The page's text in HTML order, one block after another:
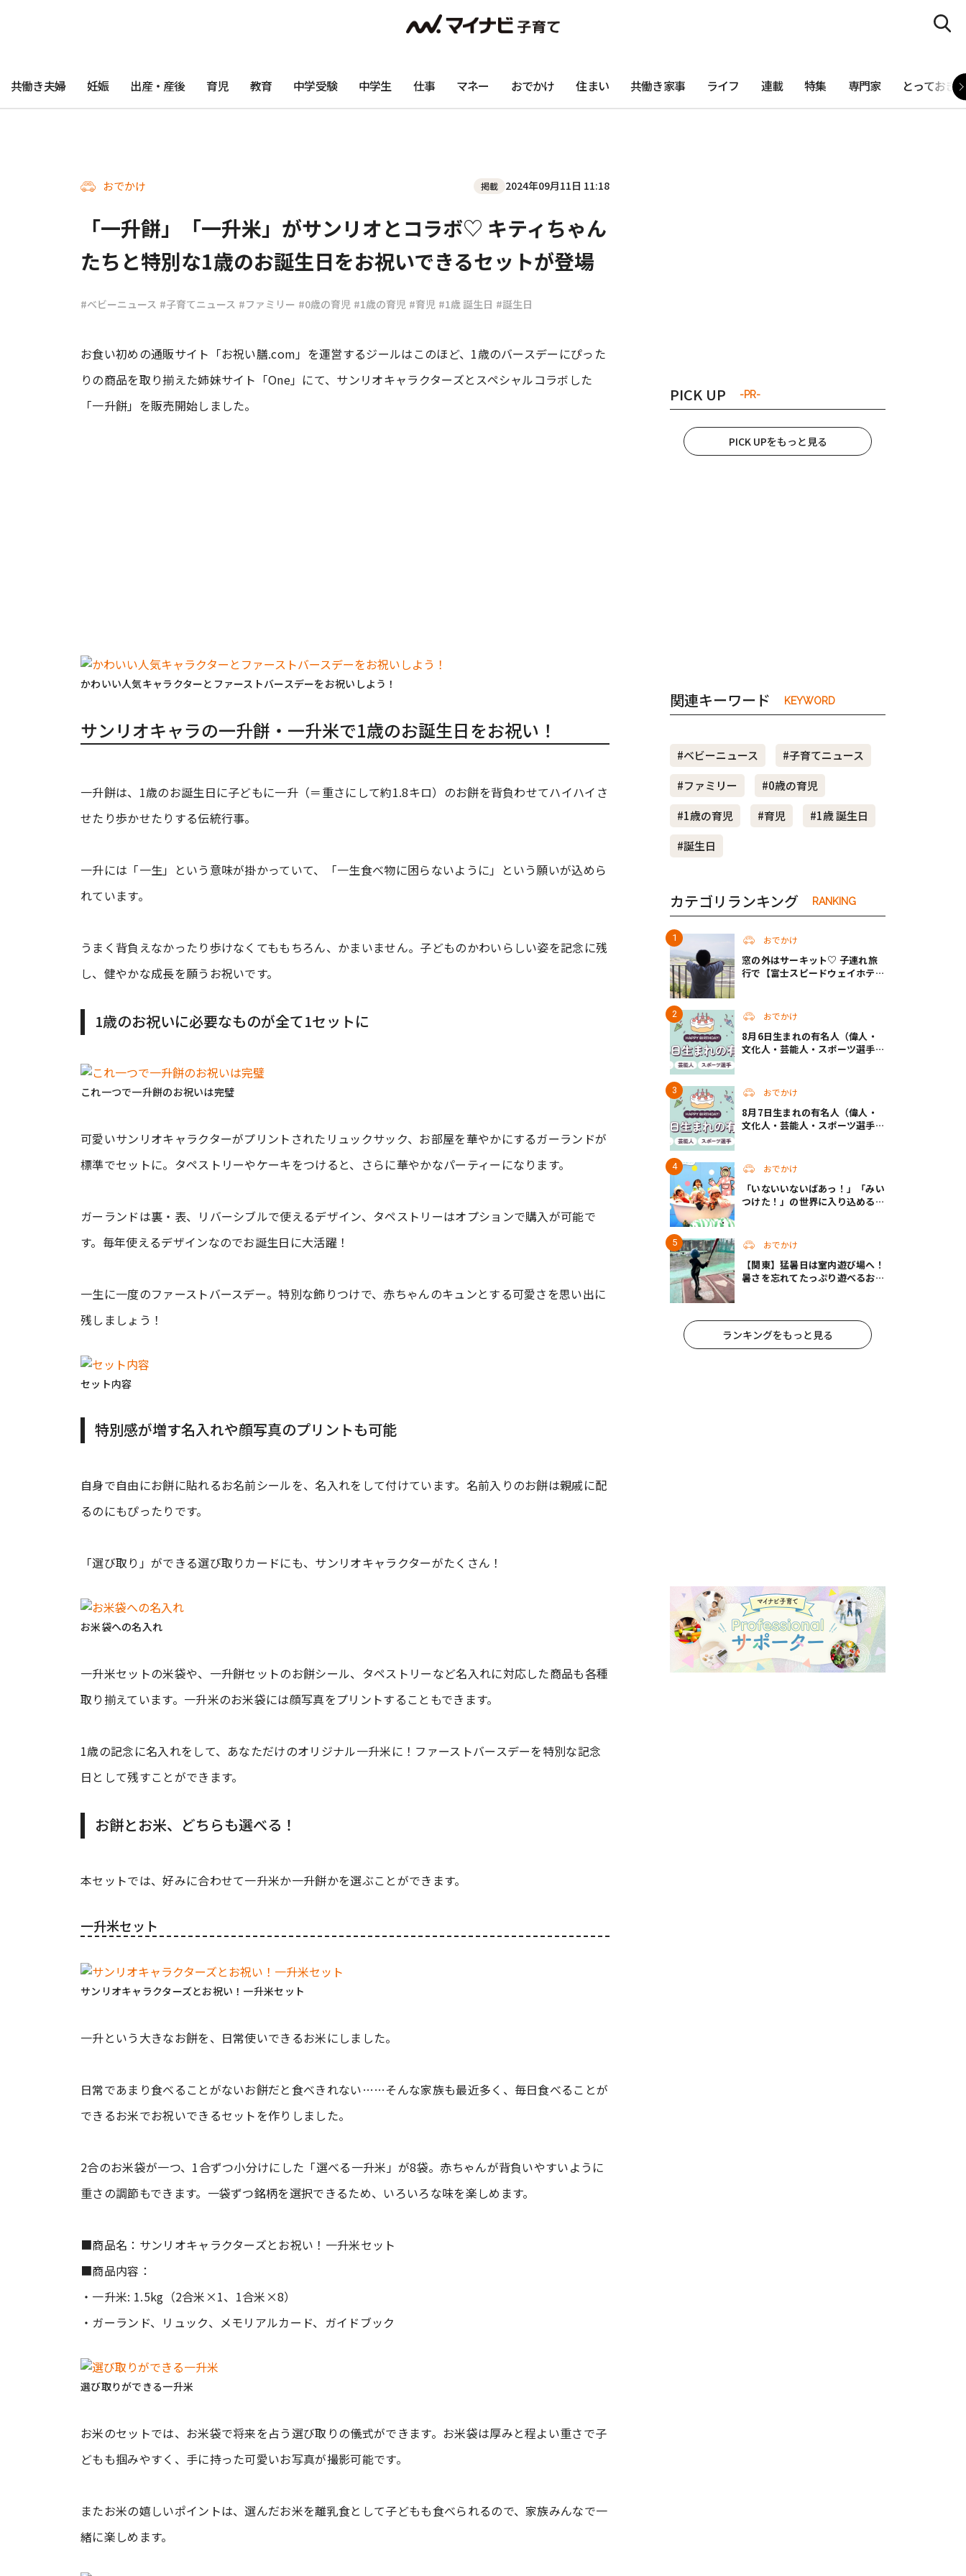
共働き夫婦 妊娠 出産・産後 育児 教育 中学受験 中学生 仕事 マネー おでかけ 住まい 共働き家事 ライフ 連載 特集 専門家 とっておき
おでかけ 掲載 2024年09月11日 11:18
「一升餅」「一升米」がサンリオとコラボ♡ キティちゃん
たちと特別な1歳のお誕生日をお祝いできるセットが登場
#ベビーニュース #子育てニュース #ファミリー #0歳の育児 #1歳の育児 #育児 #1歳 誕生日 #誕生日
お食い初めの通販サイト「お祝い膳.com」を運営するジールはこのほど、1歳のバースデーにぴった
りの商品を取り揃えた姉妹サイト「One」にて、サンリオキャラクターズとスペシャルコラボした
「一升餅」を販売開始しました。
かわいい人気キャラクターとファーストバースデーをお祝いしよう！
サンリオキャラの一升餅・一升米で1歳のお誕生日をお祝い！
一升餅は、1歳のお誕生日に子どもに一升（＝重さにして約1.8キロ）のお餅を背負わせてハイハイさ
せたり歩かせたりする伝統行事。
一升には「一生」という意味が掛かっていて、「一生食べ物に困らないように」という願いが込めら
れています。
うまく背負えなかったり歩けなくてももちろん、かまいません。子どものかわいらしい姿を記念に残
し、健やかな成長を願うお祝いです。
1歳のお祝いに必要なものが全て1セットに
これ一つで一升餅のお祝いは完璧
可愛いサンリオキャラクターがプリントされたリュックサック、お部屋を華やかにするガーランドが
標準でセットに。タペストリーやケーキをつけると、さらに華やかなパーティーになります。
ガーランドは裏・表、リバーシブルで使えるデザイン、タペストリーはオプションで購入が可能で
す。毎年使えるデザインなのでお誕生日に大活躍！
一生に一度のファーストバースデー。特別な飾りつけで、赤ちゃんのキュンとする可愛さを思い出に
残しましょう！
セット内容
特別感が増す名入れや顔写真のプリントも可能
自身で自由にお餅に貼れるお名前シールを、名入れをして付けています。名前入りのお餅は親戚に配
るのにもぴったりです。
「選び取り」ができる選び取りカードにも、サンリオキャラクターがたくさん！
お米袋への名入れ
一升米セットの米袋や、一升餅セットのお餅シール、タペストリーなど名入れに対応した商品も各種
取り揃えています。一升米のお米袋には顔写真をプリントすることもできます。
1歳の記念に名入れをして、あなただけのオリジナル一升米に！ファーストバースデーを特別な記念
日として残すことができます。
お餅とお米、どちらも選べる！
本セットでは、好みに合わせて一升米か一升餅かを選ぶことができます。
一升米セット
サンリオキャラクターズとお祝い！一升米セット
一升という大きなお餅を、日常使いできるお米にしました。
日常であまり食べることがないお餅だと食べきれない……そんな家族も最近多く、毎日食べることが
できるお米でお祝いできるセットを作りしました。
2合のお米袋が一つ、1合ずつ小分けにした「選べる一升米」が8袋。赤ちゃんが背負いやすいように
重さの調節もできます。一袋ずつ銘柄を選択できるため、いろいろな味を楽しめます。
■商品名：サンリオキャラクターズとお祝い！一升米セット
■商品内容：
・一升米: 1.5kg（2合米×1、1合米×8）
・ガーランド、リュック、メモリアルカード、ガイドブック
選び取りができる一升米
お米のセットでは、お米袋で将来を占う選び取りの儀式ができます。お米袋は厚みと程よい重さで子
どもも掴みやすく、手に持った可愛いお写真が撮影可能です。
またお米の嬉しいポイントは、選んだお米を離乳食として子どもも食べられるので、家族みんなで一
緒に楽しめます。
PICK UP -PR-
PICK UPをもっと見る
関連キーワード KEYWORD
#ベビーニュース
#子育てニュース
#ファミリー
#0歳の育児
#1歳の育児
#育児
#1歳 誕生日
#誕生日
カテゴリランキング RANKING
おでかけ
窓の外はサーキット♡ 子連れ旅
行で【富士スピードウェイホテ
おでかけ
8月6日生まれの有名人（偉人・
文化人・芸能人・スポーツ選手・
おでかけ
8月7日生まれの有名人（偉人・
文化人・芸能人・スポーツ選手・
おでかけ
「いないいないばあっ！」「みい
つけた！」の世界に入り込める！
おでかけ
【関東】猛暑日は室内遊び場へ！
暑さを忘れてたっぷり遊べるおす
ランキングをもっと見る